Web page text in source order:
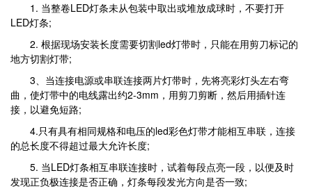
1. 当整卷LED灯条未从包装中取出或堆放成球时，不要打开
LED灯条;
2. 根据现场安装长度需要切割led灯带时，只能在用剪刀标记的
地方切割灯带;
3、当连接电源或串联连接两片灯带时，先将亮彩灯头左右弯
曲，使灯带中的电线露出约2-3mm，用剪刀剪断，然后用插针连
接，以避免短路;
4.只有具有相同规格和电压的led彩色灯带才能相互串联，连接
的总长度不得超过最大允许长度;
5. 当LED灯条相互串联连接时，试着每段点亮一段，以便及时
发现正负极连接是否正确，灯条每段发光方向是否一致;